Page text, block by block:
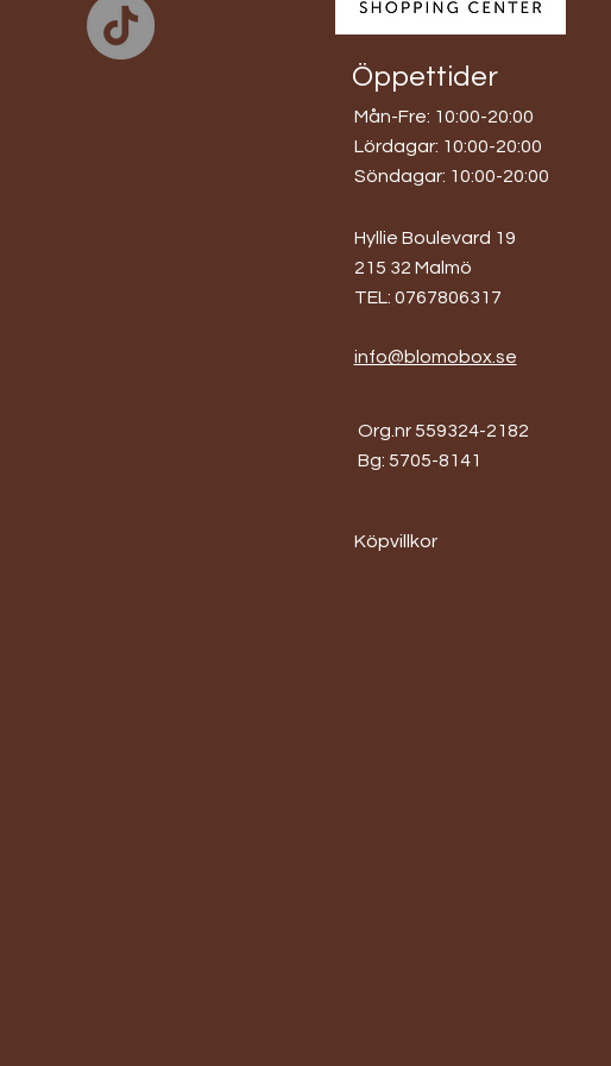
Öppettider
Mån-Fre: 10:00-20:00
​​Lördagar: 10:00-20:00
​Söndagar: 10:00-20:00
Hyllie Boulevard 19
215 32 Malmö
TEL: 0767806317
info@blomobox.se
Org.nr 559324-2182
Bg: 5705-8141
Köpvillkor